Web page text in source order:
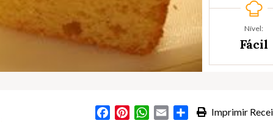
Nível:
Fácil
Imprimir
FacebookPinterestWhatsApp
Email Partilhar